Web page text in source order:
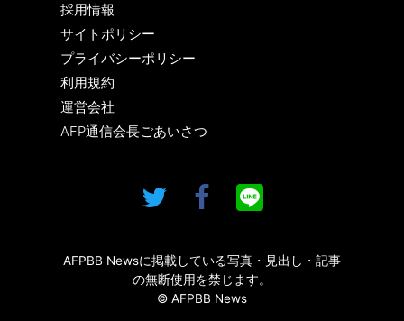
採用情報
サイトポリシー
プライバシーポリシー
利用規約
運営会社
AFP通信会長ごあいさつ
AFPBB Newsに掲載している写真・見出し・記事
の無断使用を禁じます。
© AFPBB News